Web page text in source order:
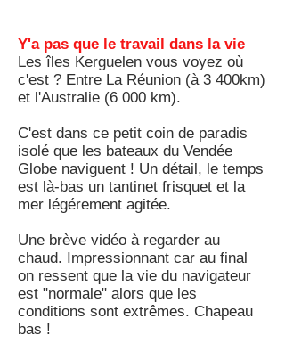
Y'a pas que le travail dans la vie
Les îles Kerguelen vous voyez où
c'est ? Entre La Réunion (à 3 400km)
et l'Australie (6 000 km).
C'est dans ce petit coin de paradis
isolé que les bateaux du Vendée
Globe naviguent ! Un détail, le temps
est là-bas un tantinet frisquet et la
mer légérement agitée.
Une brève vidéo à regarder au
chaud. Impressionnant car au final
on ressent que la vie du navigateur
est "normale" alors que les
conditions sont extrêmes. Chapeau
bas !